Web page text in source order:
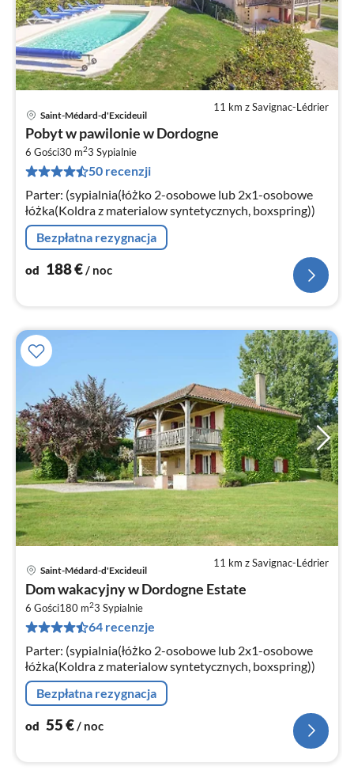
11 km z Savignac-Lédrier
Saint-Médard-d'Excideuil
Pobyt w pawilonie w Dordogne
6 Gości30 m23 Sypialnie
50 recenzji
Parter: (sypialnia(łóżko 2-osobowe lub 2x1-osobowe
łóżka(Koldra z materialow syntetycznych, boxspring))
Bezpłatna rezygnacja
od 188€/ noc
11 km z Savignac-Lédrier
Saint-Médard-d'Excideuil
Dom wakacyjny w Dordogne Estate
6 Gości180 m23 Sypialnie
64 recenzje
Parter: (sypialnia(łóżko 2-osobowe lub 2x1-osobowe
łóżka(Koldra z materialow syntetycznych, boxspring))
Bezpłatna rezygnacja
od 55€ / noc